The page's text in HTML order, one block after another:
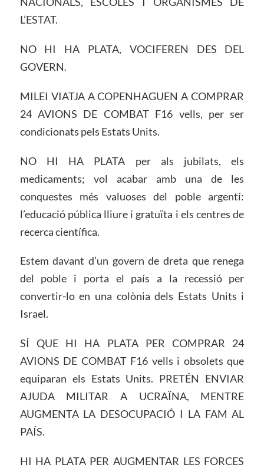
L’ESTAT.
NO HI HA PLATA, VOCIFEREN DES DEL
GOVERN.
MILEI VIATJA A COPENHAGUEN A COMPRAR
24 AVIONS DE COMBAT F16 vells, per ser
condicionats pels Estats Units.
NO HI HA PLATA per als jubilats, els
medicaments; vol acabar amb una de les
conquestes més valuoses del poble argentí:
l’educació pública lliure i gratuïta i els centres de
recerca científica.
Estem davant d’un govern de dreta que renega
del poble i porta el país a la recessió per
convertir-lo en una colònia dels Estats Units i
Israel.
SÍ QUE HI HA PLATA PER COMPRAR 24
AVIONS DE COMBAT F16 vells i obsolets que
equiparan els Estats Units. PRETÉN ENVIAR
AJUDA MILITAR A UCRAÏNA, MENTRE
AUGMENTA LA DESOCUPACIÓ I LA FAM AL
PAÍS.
HI HA PLATA PER AUGMENTAR LES FORCES